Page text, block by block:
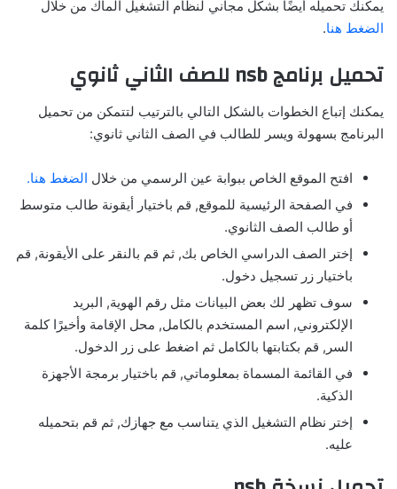
يمكنك تحميله أيضًا بشكل مجاني لنظام التشغيل الماك من خلال
الضغط هنا.
تحميل برنامج nsb للصف الثاني ثانوي
يمكنك إتباع الخطوات بالشكل التالي بالترتيب لتتمكن من تحميل
البرنامج بسهولة ويسر للطالب في الصف الثاني ثانوي:
افتح الموقع الخاص ببوابة عين الرسمي من خلال الضغط هنا.
في الصفحة الرئيسية للموقع, قم باختيار أيقونة طالب متوسط
أو طالب الصف الثانوي.
إختر الصف الدراسي الخاص بك, ثم قم بالنقر على الأيقونة, قم
باختيار زر تسجيل دخول.
سوف تظهر لك بعض البيانات مثل رقم الهوية, البريد
الإلكتروني, اسم المستخدم بالكامل, محل الإقامة وأخيرًا كلمة
السر, قم بكتابتها بالكامل ثم اضغط على زر الدخول.
في القائمة المسماة بمعلوماتي, قم باختيار برمجة الأجهزة
الذكية.
إختر نظام التشغيل الذي يتناسب مع جهازك, ثم قم بتحميله
عليه.